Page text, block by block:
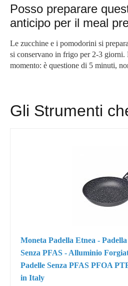
Posso preparare
anticipo per il meal
Le zucchine e i pomodorini si
si conservano in frigo per 2-3 giorni.
momento: è questione di 5 minuti,
Gli Strumenti
Moneta Padella Etnea -
Senza PFAS - Alluminio
Padelle Senza PFAS PFOA
in Italy